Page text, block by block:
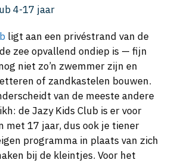
4-17 jaar
ligt aan een privéstrand van de
zee opvallend ondiep is — fijn
niet zo’n zwemmer zijn en
of zandkastelen bouwen.
van de meeste andere
de Jazy Kids Club is er voor
met 17 jaar, dus ook je tiener
programma in plaats van zich
bij de kleintjes. Voor het